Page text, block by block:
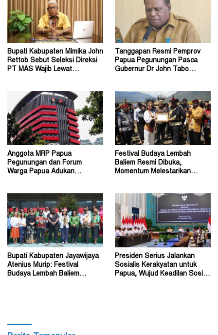
Bupati Kabupaten Mimika John
Rettob Sebut Seleksi Direksi
PT MAS Wajib Lewat
Tanggapan Resmi Pemprov
Papua Pegunungan Pasca
Gubernur Dr John Tabo
Anggota MRP Papua
Pegunungan dan Forum
Warga Papua Adukan
Festival Budaya Lembah
Baliem Resmi Dibuka,
Momentum Melestarikan
Bupati Kabupaten Jayawijaya
Atenius Murip: Festival
Budaya Lembah Baliem
Presiden Serius Jalankan
Sosialis Kerakyatan untuk
Papua, Wujud Keadilan Sosial